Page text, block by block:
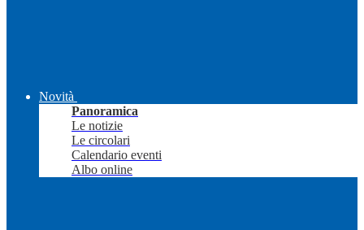
Novità
Panoramica
Le notizie
Le circolari
Calendario eventi
Albo online